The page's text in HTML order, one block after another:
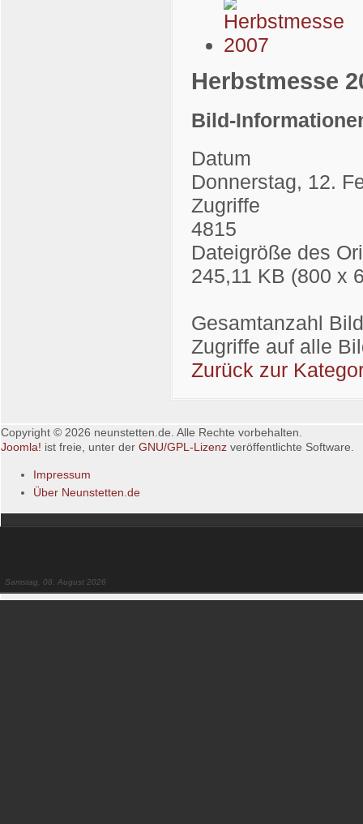
Herbstmesse
Bild-
Datum
Donnerstag, 12.
Zugriffe
4815
Dateigröße des
245,11 KB (800 x
Gesamtanzahl
Zugriffe auf alle
Zurück zur
Copyright © 2026 neunstetten.de. Alle Rechte vorbehalten.
Joomla! ist freie, unter der GNU/GPL-Lizenz veröffentlichte Software.
Impressum
Über Neunstetten.de
Samstag, 08. August 2026